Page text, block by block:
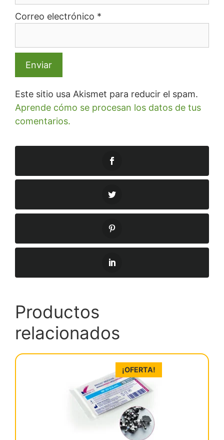
Correo electrónico *
Este sitio usa Akismet para reducir el spam.
Aprende cómo se procesan los datos de tus
comentarios.
Productos
relacionados
¡OFERTA!